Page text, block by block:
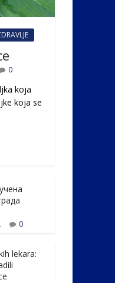
0
koja
koja se
0
lekara: